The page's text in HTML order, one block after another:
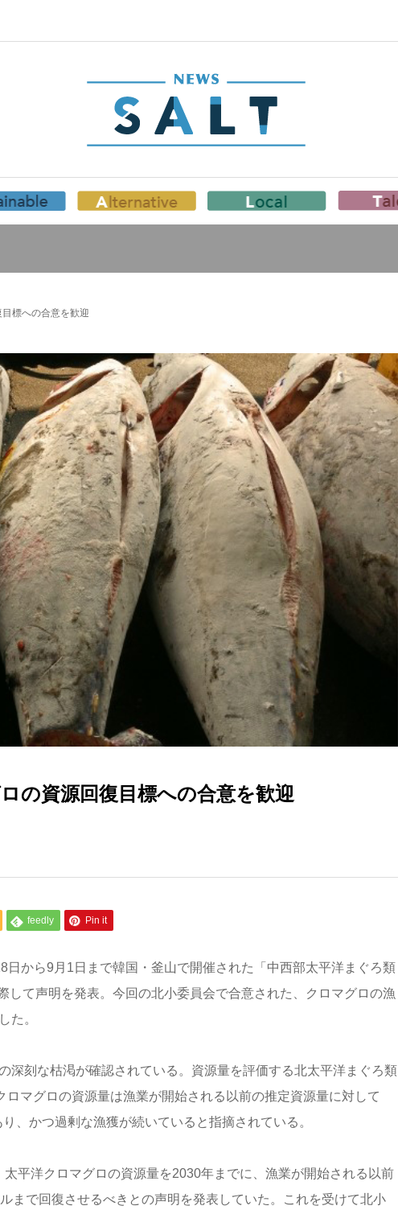
標への合意を歓迎
の資源回復目標への合意を歓迎
feedly Pin it
から9月1日まで韓国・釜山で開催された「中西部太平洋まぐろ類
て声明を発表。今回の北小委員会で合意された、クロマグロの漁
た。
深刻な枯渇が確認されている。資源量を評価する北太平洋まぐろ類
マグロの資源量は漁業が開始される以前の推定資源量に対して
、かつ過剰な漁獲が続いていると指摘されている。
平洋クロマグロの資源量を2030年までに、漁業が開始される以前
まで回復させるべきとの声明を発表していた。これを受けて北小